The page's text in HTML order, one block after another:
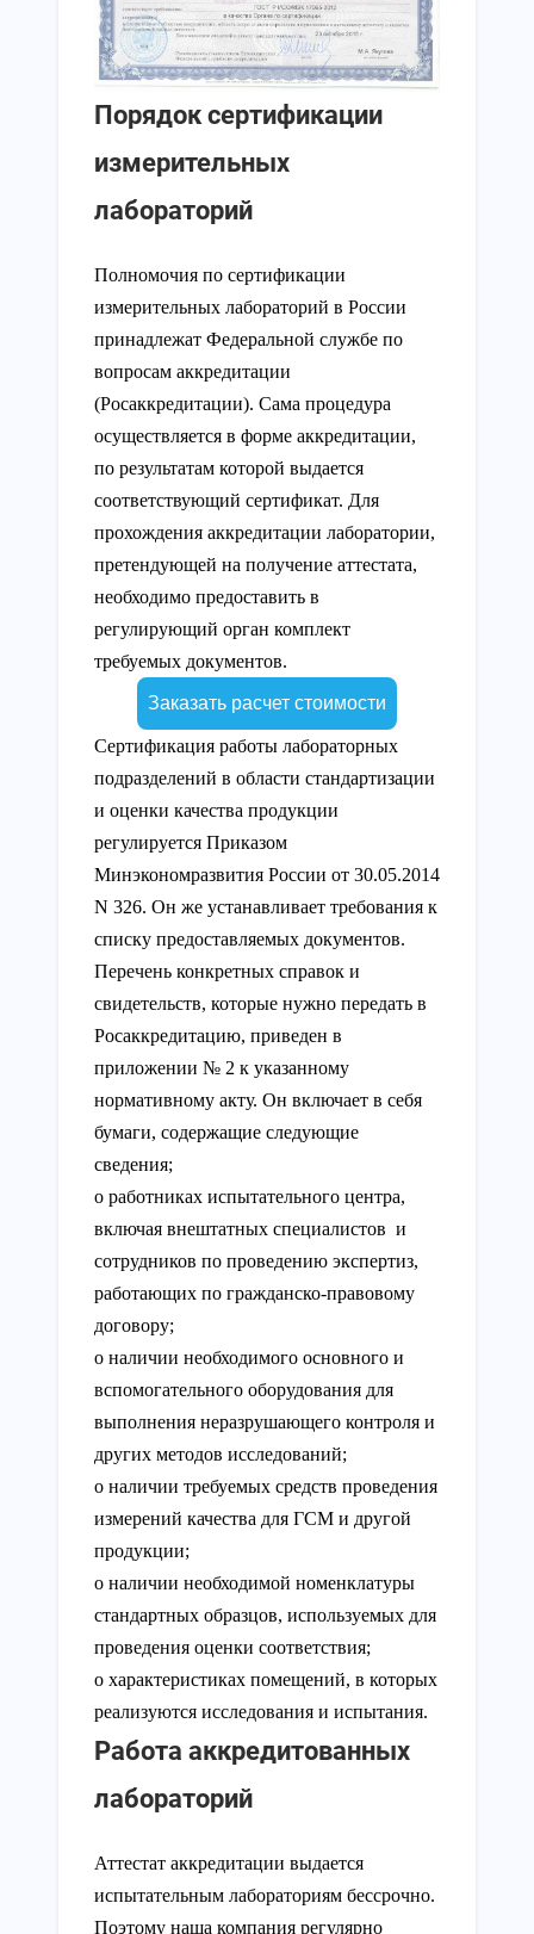
Порядок сертификации
измерительных
лабораторий
Полномочия по сертификации
измерительных лабораторий в России
принадлежат Федеральной службе по
вопросам аккредитации
(Росаккредитации). Сама процедура
осуществляется в форме аккредитации,
по результатам которой выдается
соответствующий сертификат. Для
прохождения аккредитации лаборатории,
претендующей на получение аттестата,
необходимо предоставить в
регулирующий орган комплект
требуемых документов.
Заказать расчет стоимости
Сертификация работы лабораторных
подразделений в области стандартизации
и оценки качества продукции
регулируется Приказом
Минэкономразвития России от 30.05.2014
N 326. Он же устанавливает требования к
списку предоставляемых документов.
Перечень конкретных справок и
свидетельств, которые нужно передать в
Росаккредитацию, приведен в
приложении № 2 к указанному
нормативному акту. Он включает в себя
бумаги, содержащие следующие
сведения;
о работниках испытательного центра,
включая внештатных специалистов и
сотрудников по проведению экспертиз,
работающих по гражданско-правовому
договору;
о наличии необходимого основного и
вспомогательного оборудования для
выполнения неразрушающего контроля и
других методов исследований;
о наличии требуемых средств проведения
измерений качества для ГСМ и другой
продукции;
о наличии необходимой номенклатуры
стандартных образцов, используемых для
проведения оценки соответствия;
о характеристиках помещений, в которых
реализуются исследования и испытания.
Работа аккредитованных
лабораторий
Аттестат аккредитации выдается
испытательным лабораториям бессрочно.
Поэтому наша компания регулярно